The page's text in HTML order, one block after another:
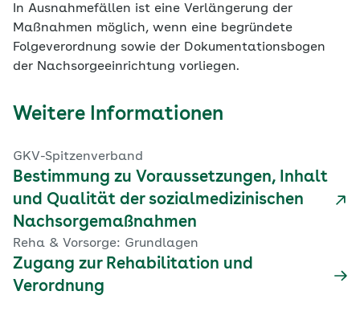
In Ausnahmefällen ist eine Verlängerung der
Maßnahmen möglich, wenn eine begründete
Folgeverordnung sowie der Dokumentationsbogen
der Nachsorgeeinrichtung vorliegen.
Weitere Informationen
GKV-Spitzenverband
Bestimmung zu Voraussetzungen, Inhalt
und Qualität der sozialmedizinischen
Nachsorgemaßnahmen
Reha & Vorsorge: Grundlagen
Zugang zur Rehabilitation und
Verordnung